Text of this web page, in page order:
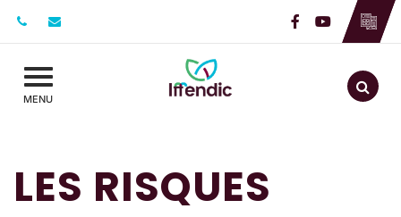
Lien vers le
Lien vers
MENU Aller
LES RISQUES